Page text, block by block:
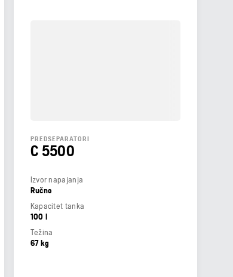
PREDSEPARATORI
C 5500
Izvor napajanja
Ručno
Kapacitet tanka
100 l
Težina
67 kg